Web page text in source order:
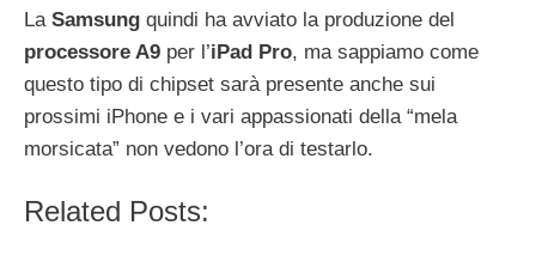
La Samsung quindi ha avviato la produzione del
processore A9 per l’iPad Pro, ma sappiamo come
questo tipo di chipset sarà presente anche sui
prossimi iPhone e i vari appassionati della “mela
morsicata” non vedono l’ora di testarlo.
Related Posts: